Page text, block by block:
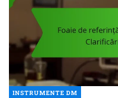
INSTRUMENTE DM